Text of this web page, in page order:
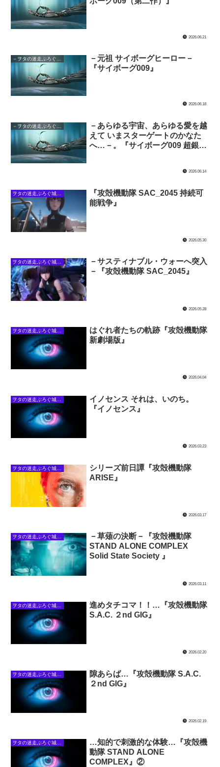
2026.06.21
－元祖 サイボーグヒーロー－
『サイボーグ009』
2026.06.18
－あらゆる宇宙、あらゆる愛を越
えて いまスターゲートのかなた
へ…－。『サイボーグ009 超銀河
2026.06.14
『攻殻機動隊 SAC_2045 持続可
能戦争』
2026.05.30
ヲタの迷走ぶろぐ城下・攻殻の館
－サスティナブル・ウォーへ突入
－『攻殻機動隊 SAC_2045』
2026.05.28
はぐれ者たちの軌跡『攻殻機動隊
新劇場版』
2026.04.04
イノセンス それは、いのち。
『イノセンス』
2026.03.23
シリーズ前日譚『攻殻機動隊
ARISE』
2026.03.17
ヲタの迷走ぶろぐ城下・攻殻の館
－草薙の決断－『攻殻機動隊
STAND ALONE COMPLEX
Solid State Society 』
2026.03.11
進めタチコマ！！…『攻殻機動隊
S.A.C. ２nd GIG』
2026.02.20
隙あらば…『攻殻機動隊 S.A.C.
２nd GIG』
2026.02.19
ヲタの迷走ぶろぐ城下・攻殻の館
…知的で刺激的な体験…『攻殻機
動隊 STAND ALONE
COMPLEX』②